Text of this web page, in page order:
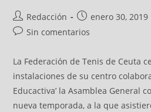
Redacción enero 30, 2019
Sin comentarios
La Federación de Tenis de Ceuta
instalaciones de su centro
Educactiva’ la Asamblea General
nueva temporada, a la que